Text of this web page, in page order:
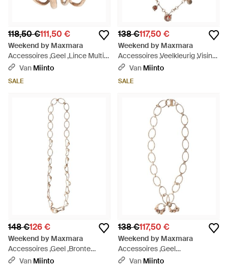
118,50 €111,50 €
Weekend by Maxmara
Accessoires ,Geel ,Lince Multi
Strand Armband - Metallic
Van Miinto
SALE
138 €117,50 €
Weekend by Maxmara
Accessoires ,Veelkleurig ,Visino
Ketting - Metallic
Van Miinto
SALE
148 €126 €
Weekend by Maxmara
Accessoires ,Geel ,Bronte
Lange Ketting - Metallic
Van Miinto
138 €117,50 €
Weekend by Maxmara
Accessoires ,Geel
,Wkabermuda Collier - Metallic
Van Miinto